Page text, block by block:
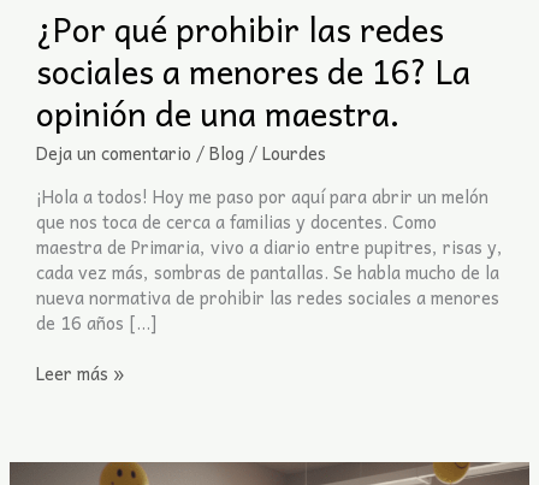
¿Por qué prohibir las redes
sociales a menores de 16? La
opinión de una maestra.
Deja un comentario /Blog /Lourdes
¡Hola a todos! Hoy me paso por aquí para abrir un melón
que nos toca de cerca a familias y docentes. Como
maestra de Primaria, vivo a diario entre pupitres, risas y,
cada vez más, sombras de pantallas. Se habla mucho de la
nueva normativa de prohibir las redes sociales a menores
de 16 años […]
Leer más »